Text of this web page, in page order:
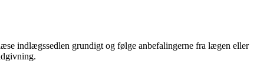
indlægssedlen grundigt og følge anbefalingerne fra lægen eller